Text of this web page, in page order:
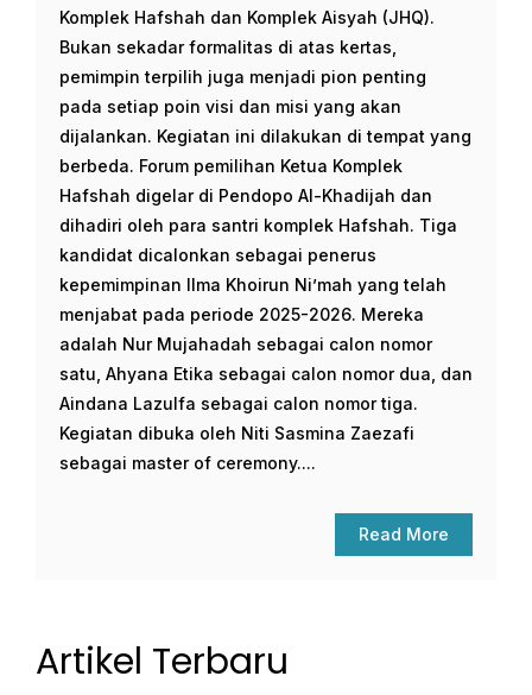
Komplek Hafshah dan Komplek Aisyah (JHQ).
Bukan sekadar formalitas di atas kertas,
pemimpin terpilih juga menjadi pion penting
pada setiap poin visi dan misi yang akan
dijalankan. Kegiatan ini dilakukan di tempat yang
berbeda. Forum pemilihan Ketua Komplek
Hafshah digelar di Pendopo Al-Khadijah dan
dihadiri oleh para santri komplek Hafshah. Tiga
kandidat dicalonkan sebagai penerus
kepemimpinan Ilma Khoirun Ni’mah yang telah
menjabat pada periode 2025-2026. Mereka
adalah Nur Mujahadah sebagai calon nomor
satu, Ahyana Etika sebagai calon nomor dua, dan
Aindana Lazulfa sebagai calon nomor tiga.
Kegiatan dibuka oleh Niti Sasmina Zaezafi
sebagai master of ceremony....
Read More
Artikel Terbaru